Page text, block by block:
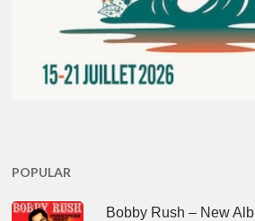
POPULAR
Bobby Rush – New